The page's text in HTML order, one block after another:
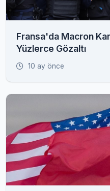
Fransa'da Macron
Yüzlerce Gözaltı
10 ay önce